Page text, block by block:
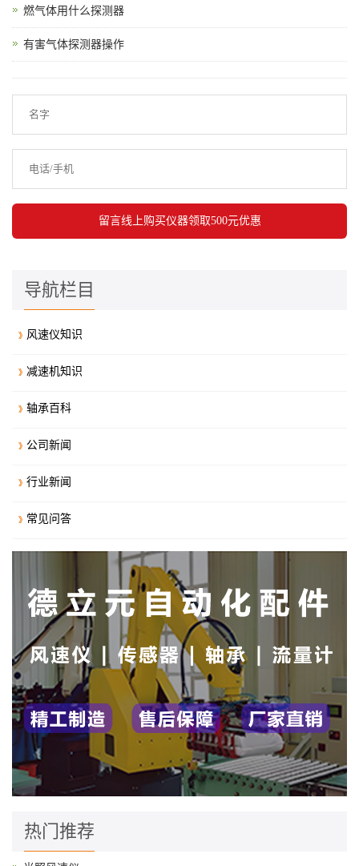
燃气体用什么探测器
有害气体探测器操作
导航栏目
风速仪知识
减速机知识
轴承百科
公司新闻
行业新闻
常见问答
热门推荐